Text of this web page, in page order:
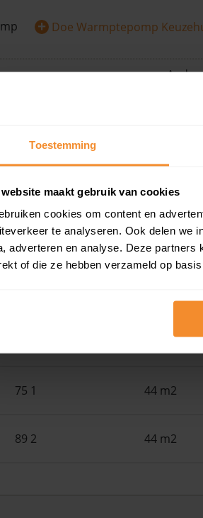
Toestemming
website maakt gebruik van cookies
cookies om content en
te analyseren. Ook delen we
adverteren en analyse. Deze partners
of die ze hebben verzameld op
+ Doe Warmptepomp
woningen in de buurt
Huisnr.
98 34 m2
43 m2
75 1 44 m2
89 2 44 m2